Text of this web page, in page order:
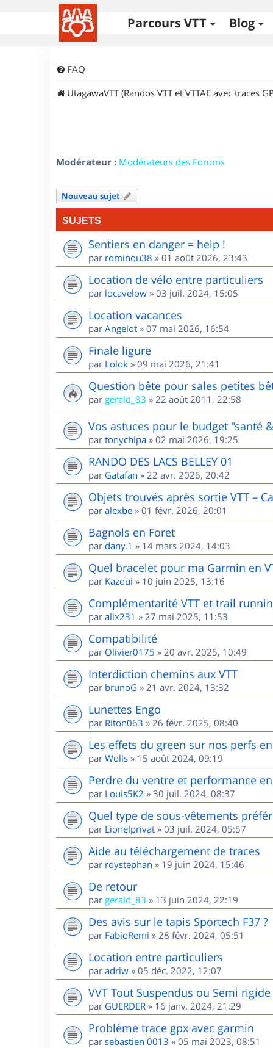
Parcours VTT Blog
FAQ
UtagawaVTT (Randos VTT et VTTAE avec traces
Modérateur : Modérateurs des Forums
Nouveau sujet
SUJETS
Sentiers en danger = help !
par rominou38 » 01 août 2026, 23:43
Location de vélo entre particuliers
par locavelow » 03 juil. 2024, 15:05
Location vacances
par Angelot » 07 mai 2026, 16:54
Finale ligure
par Lolok » 09 mai 2026, 21:41
Question bête pour sales petites
par gerald_83 » 22 août 2011, 22:58
Vos astuces pour le budget "santé
par tonychipa » 02 mai 2026, 19:25
RANDO DES LACS BELLEY 01
par Gatafan » 22 avr. 2026, 20:42
Objets trouvés après sortie VTT –
par alexbe » 01 févr. 2026, 20:01
Bagnols en Foret
par dany.1 » 14 mars 2024, 14:03
Quel bracelet pour ma Garmin en
par Kazoui » 10 juin 2025, 13:16
Complémentarité VTT et trail
par alix231 » 27 mai 2025, 11:53
Compatibilité
par Olivier0175 » 20 avr. 2025, 10:49
Interdiction chemins aux VTT
par brunoG » 21 avr. 2024, 13:32
Lunettes Engo
par Riton063 » 26 févr. 2025, 08:40
Les effets du green sur nos perfs en
par Wolls » 15 août 2024, 09:19
Perdre du ventre et performance en
par Louis5K2 » 30 juil. 2024, 08:37
Quel type de sous-vêtements
par Lionelprivat » 03 juil. 2024, 05:57
Aide au téléchargement de traces
par roystephan » 19 juin 2024, 15:46
De retour
par gerald_83 » 13 juin 2024, 22:19
Des avis sur le tapis Sportech F37 ?
par FabioRemi » 28 févr. 2024, 05:51
Location entre particuliers
par adriw » 05 déc. 2022, 12:07
VVT Tout Suspendus ou Semi
par GUERDER » 16 janv. 2024, 21:29
Problème trace gpx avec garmin
par sebastien 0013 » 05 mai 2023, 08:51